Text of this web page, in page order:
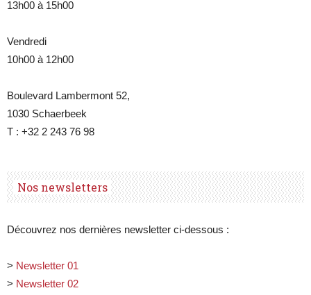
13h00 à 15h00
Vendredi
10h00 à 12h00
Boulevard Lambermont 52,
1030 Schaerbeek
T : +32 2 243 76 98
Nos newsletters
Découvrez nos dernières newsletter ci-dessous :
> Newsletter 01
> Newsletter 02